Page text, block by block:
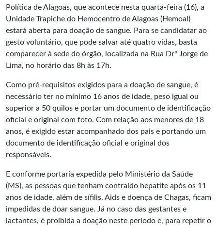
Política de Alagoas, que acontece nesta quarta-feira (16), a
Unidade Trapiche do Hemocentro de Alagoas (Hemoal)
estará aberta para doação de sangue. Para se candidatar ao
gesto voluntário, que pode salvar até quatro vidas, basta
comparecer à sede do órgão, localizada na Rua Drº Jorge de
Lima, no horário das 8h às 17h.
Como pré-requisitos exigidos para a doação de sangue, é
necessário ter no mínimo 16 anos de idade, peso igual ou
superior a 50 quilos e portar um documento de identificação
oficial e original com foto. Com relação aos menores de 18
anos, é exigido estar acompanhado dos pais e portando um
documento de identificação oficial e original dos
responsáveis.
E conforme portaria expedida pelo Ministério da Saúde
(MS), as pessoas que tenham contraído hepatite após os 11
anos de idade, além de sífilis, Aids e doença de Chagas, ficam
impedidas de doar sangue. Já no caso das gestantes e
lactantes, é proibida a doação neste período e, para repetir o